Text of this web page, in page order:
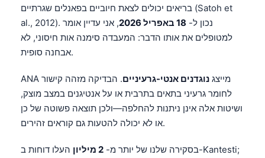
בריאים יכולים לצאת חיוביים בפאנלים שגרתיים (Satoh et
al., 2012). נכון ל- 18 באפריל 2026
, אני עדיין אומר
למטופלים את אותו הדבר: המעבדה סימנה אות חיסוני, לא
אבחנה סופית.
ANA מייצג נוגדנים אנטי-גרעיניים. הבדיקה מזהה קישור
לחומר גרעיני בתאים בתרבית או על אנטיגנים במצב מוצק,
ושיטות אלה אינן ניתנות להחלפה—ולכן תוצאה פשוטה של כן
או לא יכולה להטעות גם קוראים זהירים.
בסקירה שלנו של יותר מ- 2 מיליון
העלו דוחות ב-Kantesti;